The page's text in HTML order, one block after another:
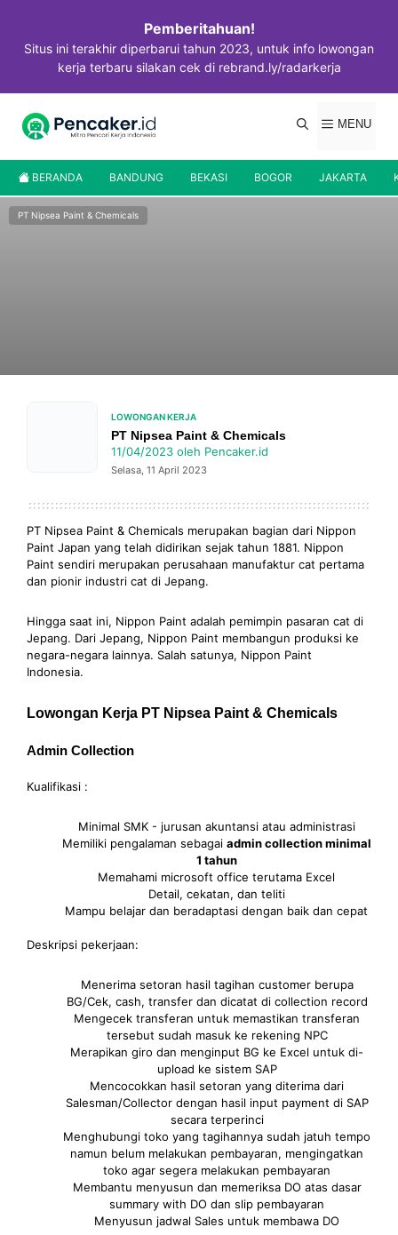
Pemberitahuan!
Situs ini terakhir diperbarui tahun 2023, untuk info lowongan
kerja terbaru silakan cek di rebrand.ly/radarkerja
MENU
BERANDA BANDUNG BEKASI BOGOR JAKARTA
PT Nipsea Paint & Chemicals
LOWONGAN KERJA
PT Nipsea Paint & Chemicals
11/04/2023 oleh Pencaker.id
Selasa, 11 April 2023
PT Nipsea Paint & Chemicals merupakan bagian dari Nippon
Paint Japan yang telah didirikan sejak tahun 1881. Nippon
Paint sendiri merupakan perusahaan manufaktur cat pertama
dan pionir industri cat di Jepang.
Hingga saat ini, Nippon Paint adalah pemimpin pasaran cat di
Jepang. Dari Jepang, Nippon Paint membangun produksi ke
negara-negara lainnya. Salah satunya, Nippon Paint
Indonesia.
Lowongan Kerja PT Nipsea Paint & Chemicals
Admin Collection
Kualifikasi :
Minimal SMK - jurusan akuntansi atau administrasi
Memiliki pengalaman sebagai admin collection minimal
1 tahun
Memahami microsoft office terutama Excel
Detail, cekatan, dan teliti
Mampu belajar dan beradaptasi dengan baik dan cepat
Deskripsi pekerjaan:
Menerima setoran hasil tagihan customer berupa
BG/Cek, cash, transfer dan dicatat di collection record
Mengecek transferan untuk memastikan transferan
tersebut sudah masuk ke rekening NPC
Merapikan giro dan menginput BG ke Excel untuk di-
upload ke sistem SAP
Mencocokkan hasil setoran yang diterima dari
Salesman/Collector dengan hasil input payment di SAP
secara terperinci
Menghubungi toko yang tagihannya sudah jatuh tempo
namun belum melakukan pembayaran, mengingatkan
toko agar segera melakukan pembayaran
Membantu menyusun dan memeriksa DO atas dasar
summary with DO dan slip pembayaran
Menyusun jadwal Sales untuk membawa DO